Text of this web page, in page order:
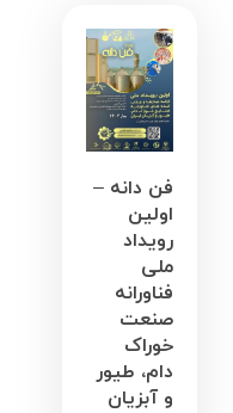
فن دانه –
اولین
رویداد
ملی
فناورانه
صنعت
خوراک
دام، طیور
و آبزیان